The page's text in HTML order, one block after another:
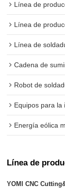
Línea de
Línea de
Línea de
Cadena de
Robot de
Equipos para la
Energía eólica
Línea de
YOMI CNC